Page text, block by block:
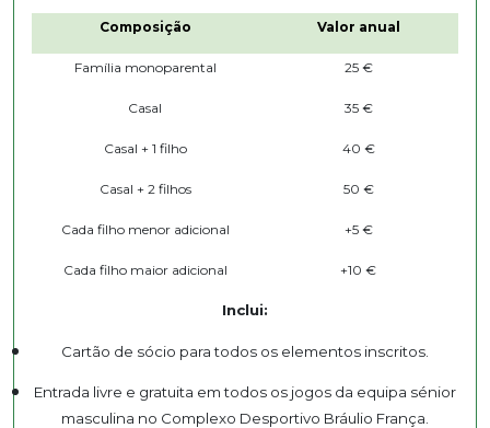
Composição Valor anual
Família monoparental 25 €
Casal 35 €
Casal + 1 filho 40 €
Casal + 2 filhos 50 €
Cada filho menor adicional +5 €
Cada filho maior adicional +10 €
Inclui:
Cartão de sócio para todos os elementos inscritos.
Entrada livre e gratuita em todos os jogos da equipa sénior
masculina no Complexo Desportivo Bráulio França.